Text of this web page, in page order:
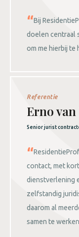
Bij
doelen centraal
om me hierbij te
Referentie
Erno
Senior jurist
contact, met
dienstverlening
zelfstandig
daarom al
samen te